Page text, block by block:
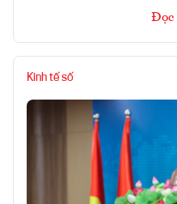
Đọc
Kinh tế số